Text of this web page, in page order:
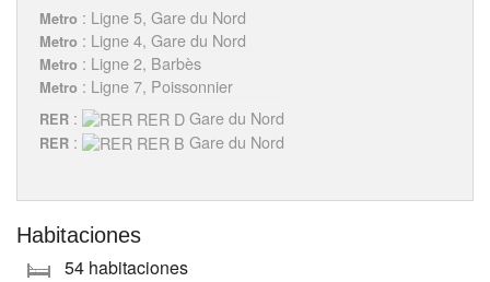
Metro : Ligne 5, Gare du Nord
Metro : Ligne 4, Gare du Nord
Metro : Ligne 2, Barbès
Metro : Ligne 7, Poissonnier
RER : Gare du Nord
RER : Gare du Nord
Habitaciones
54 habitaciones